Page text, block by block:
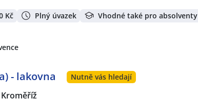
Kč Plný úvazek Vhodné také pro absolventy
- lakovna Nutně vás hledají
Kroměříž